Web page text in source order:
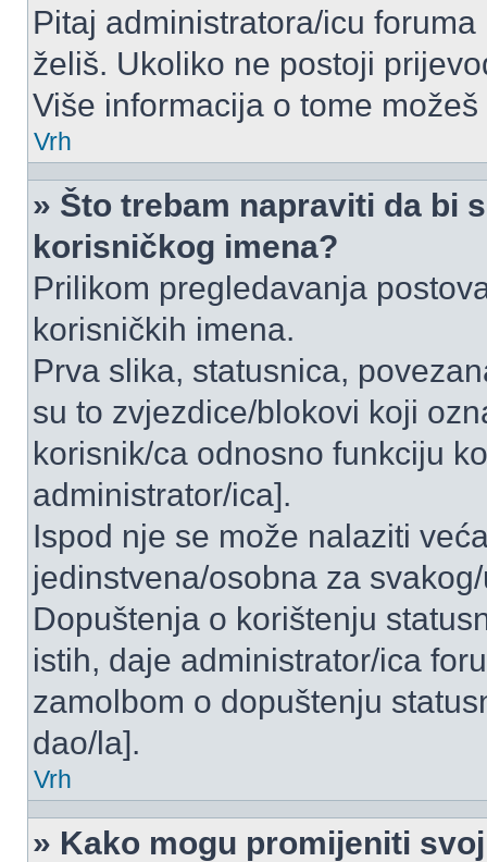
Pitaj administratora/icu
želiš. Ukoliko ne postoji
Više informacija o tome
Vrh
» Što trebam napraviti da bi
korisničkog imena?
Prilikom pregledavanja
korisničkih imena.
Prva slika, statusnica,
su to zvjezdice/blokovi koji
korisnik/ca odnosno funkciju
administrator/ica].
Ispod nje se može nalaziti
jedinstvena/osobna za
Dopuštenja o korištenju
istih, daje administrator/ica
zamolbom o dopuštenju
dao/la].
Vrh
» Kako mogu promijeniti